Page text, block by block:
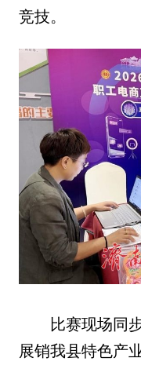
竞技。
比赛现场同步
展销我县特色产